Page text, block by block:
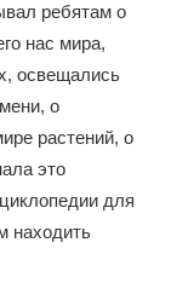
ребятам о
нас мира,
освещались
о
растений, о
это
для
находить